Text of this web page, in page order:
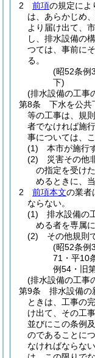
2
前項の規定によ
は、あらかじめ
より届け出て、
し、排水設備の
つては、事前に
る。
(昭52条例
下)
(排水設備の工事
第8条
下水を公共
等の工事は、規
者でなければ施
事については、
(1)
本市が施行
(2)
災害その他
の指定を受け
めるときに、
2
前項本文の業者
ならない。
(1)
排水設備の
める者を専属
(2)
その他規則
(昭52条例
71・平10
例54・旧
(排水設備の工事
第9条
排水設備の
ときは、工事の
け出て、その工
並びにこの条例
のであることに
なければならない